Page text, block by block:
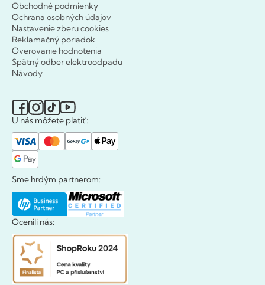
Obchodné podmienky
Ochrana osobných údajov
Nastavenie zberu cookies
Reklamačný poriadok
Overovanie hodnotenia
Spätný odber elektroodpadu
Návody
U nás môžete platiť:
Sme hrdým partnerom:
Ocenili nás: